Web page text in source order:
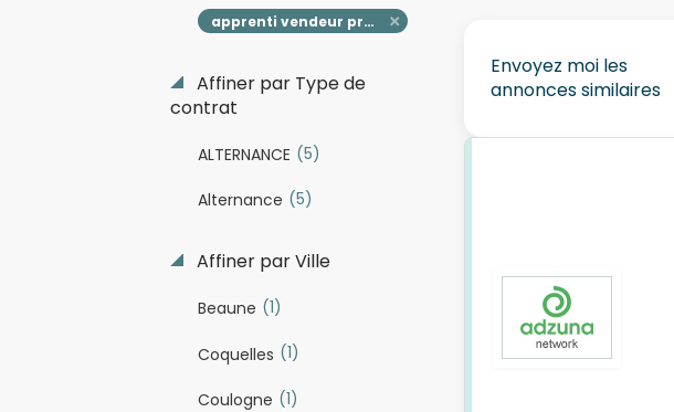
apprenti vendeur préparateur h f
Affiner par Type de
contrat
ALTERNANCE (5)
Alternance (5)
Affiner par Ville
Beaune (1)
Coquelles (1)
Coulogne (1)
Envoyez moi les
annonces similaires